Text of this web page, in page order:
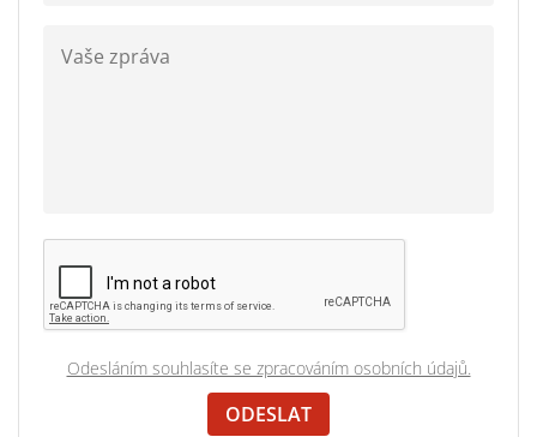
Odesláním souhlasíte se zpracováním osobních údajů.